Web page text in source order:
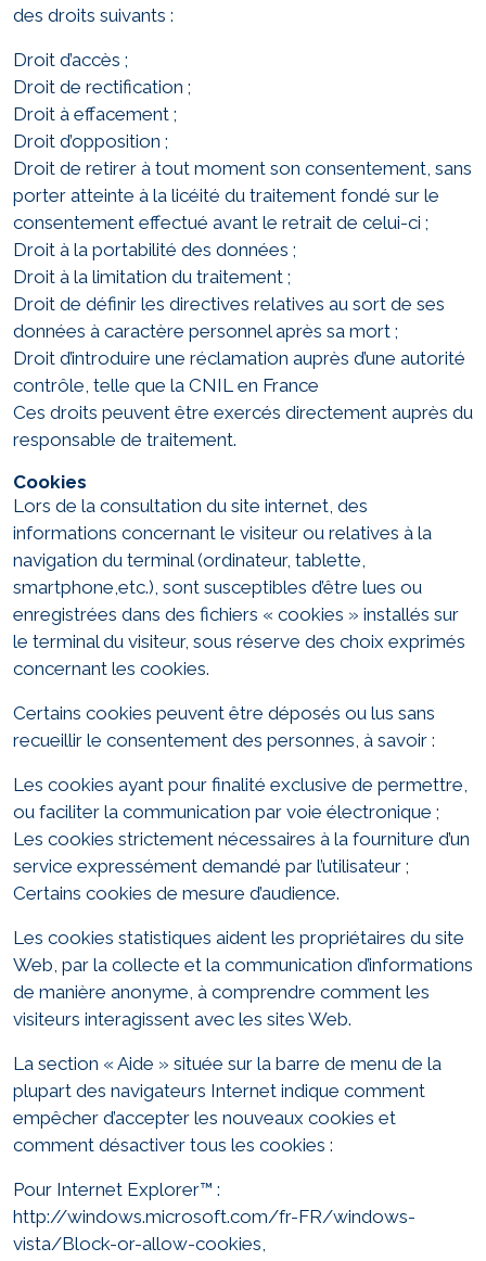
des droits suivants :
Droit d’accès ;
Droit de rectification ;
Droit à effacement ;
Droit d’opposition ;
Droit de retirer à tout moment son consentement, sans
porter atteinte à la licéité du traitement fondé sur le
consentement effectué avant le retrait de celui-ci ;
Droit à la portabilité des données ;
Droit à la limitation du traitement ;
Droit de définir les directives relatives au sort de ses
données à caractère personnel après sa mort ;
Droit d’introduire une réclamation auprès d’une autorité
contrôle, telle que la CNIL en France
Ces droits peuvent être exercés directement auprès du
responsable de traitement.
Cookies
Lors de la consultation du site internet, des
informations concernant le visiteur ou relatives à la
navigation du terminal (ordinateur, tablette,
smartphone,etc.), sont susceptibles d’être lues ou
enregistrées dans des fichiers « cookies » installés sur
le terminal du visiteur, sous réserve des choix exprimés
concernant les cookies.
Certains cookies peuvent être déposés ou lus sans
recueillir le consentement des personnes, à savoir :
Les cookies ayant pour finalité exclusive de permettre,
ou faciliter la communication par voie électronique ;
Les cookies strictement nécessaires à la fourniture d’un
service expressément demandé par l’utilisateur ;
Certains cookies de mesure d’audience.
Les cookies statistiques aident les propriétaires du site
Web, par la collecte et la communication d’informations
de manière anonyme, à comprendre comment les
visiteurs interagissent avec les sites Web.
La section « Aide » située sur la barre de menu de la
plupart des navigateurs Internet indique comment
empêcher d’accepter les nouveaux cookies et
comment désactiver tous les cookies :
Pour Internet Explorer™ :
http://windows.microsoft.com/fr-FR/windows-
vista/Block-or-allow-cookies,